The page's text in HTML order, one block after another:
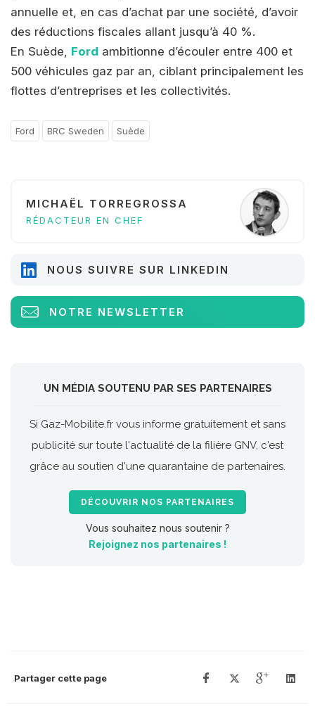
annuelle et, en cas d’achat par une société, d’avoir
des réductions fiscales allant jusqu’à 40 %.
En Suède, Ford ambitionne d’écouler entre 400 et
500 véhicules gaz par an, ciblant principalement les
flottes d’entreprises et les collectivités.
Ford BRC Sweden Suède
MICHAËL TORREGROSSA
RÉDACTEUR EN CHEF
NOUS SUIVRE SUR LINKEDIN
NOTRE NEWSLETTER
UN MÉDIA SOUTENU PAR SES PARTENAIRES
Si Gaz-Mobilite.fr vous informe gratuitement et sans
publicité sur toute l'actualité de la filière GNV, c'est
grâce au soutien d'une quarantaine de partenaires.
DÉCOUVRIR NOS PARTENAIRES
Vous souhaitez nous soutenir ?
Rejoignez nos partenaires !
Partager cette page